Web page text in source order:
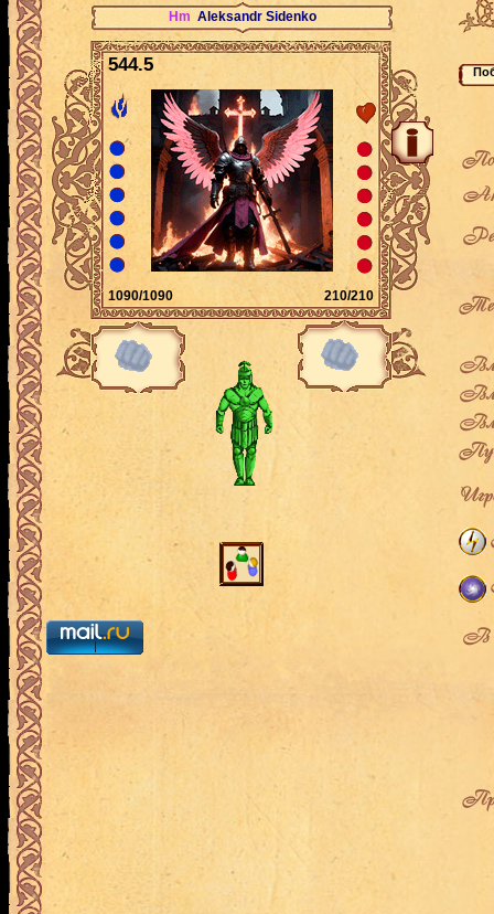
Hm Aleksandr Sidenko
544.5
1090/1090 210/210
В